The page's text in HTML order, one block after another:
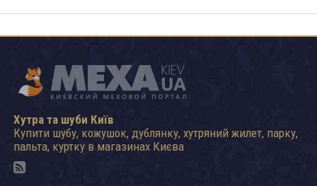
Хутра та шуби Київ
Купити шубу, кожушок, дублянку, хутряний жилет, парку,
пальта, куртку в магазинах Києва